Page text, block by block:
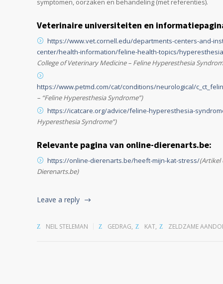
symptomen, oorzaken en behandeling (met referenties).
Veterinaire universiteiten en
https://www.vet.cornell.edu/departments-centers-and-
center/health-information/feline-health-topics/
College of Veterinary Medicine – Feline Hyperesthesia
https://www.petmd.com/cat/conditions/neurological/
– “Feline Hyperesthesia Syndrome”)
https://icatcare.org/advice/feline-hyperesthesia-
Hyperesthesia Syndrome”)
Relevante pagina van online-dierenarts.be:
https://online-dierenarts.be/heeft-mijn-kat-stress/(Artikel
Dierenarts.be)
Leave a reply
NEIL STELEMAN GEDRAG, KAT, ZELDZAME